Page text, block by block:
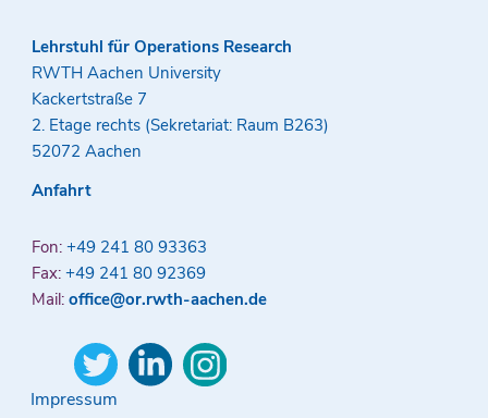
Lehrstuhl für Operations Research
RWTH Aachen University
Kackertstraße 7
2. Etage rechts (Sekretariat: Raum B263)
52072 Aachen
Anfahrt
Fon: +49 241 80 93363
Fax: +49 241 80 92369
Mail: office@or.rwth-aachen.de
Impressum